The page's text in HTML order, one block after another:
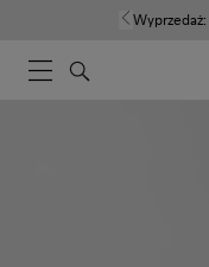
Wyprzedaż: